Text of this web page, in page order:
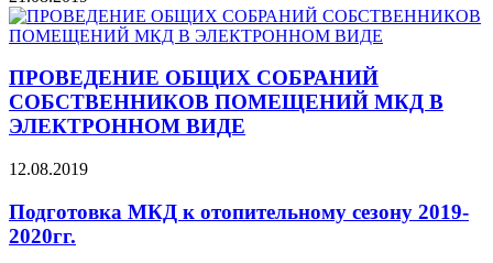
ПРОВЕДЕНИЕ ОБЩИХ СОБРАНИЙ
СОБСТВЕННИКОВ ПОМЕЩЕНИЙ МКД В
ЭЛЕКТРОННОМ ВИДЕ
12.08.2019
Подготовка МКД к отопительному сезону 2019-
2020гг.